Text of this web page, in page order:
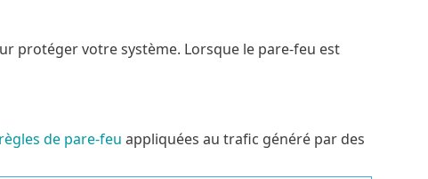
protéger votre système. Lorsque le pare-feu est
de pare-feu appliquées au trafic généré par des